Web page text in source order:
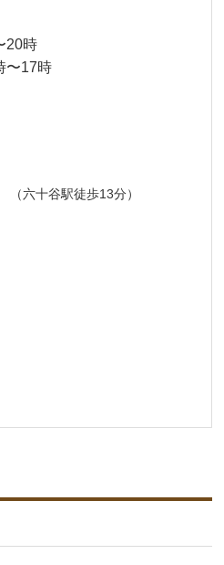
20時
〜17時
六十谷駅徒歩13分）